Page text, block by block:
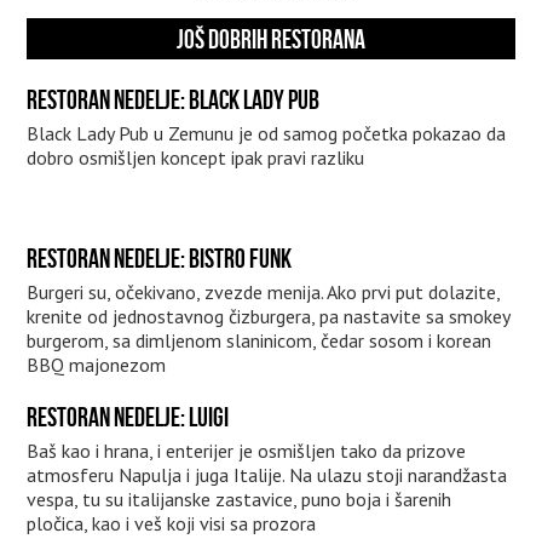
JOŠ DOBRIH RESTORANA
RESTORAN NEDELJE: BLACK LADY PUB
Black Lady Pub u Zemunu je od samog početka pokazao da
dobro osmišljen koncept ipak pravi razliku
RESTORAN NEDELJE: BISTRO FUNK
Burgeri su, očekivano, zvezde menija. Ako prvi put dolazite,
krenite od jednostavnog čizburgera, pa nastavite sa smokey
burgerom, sa dimljenom slaninicom, čedar sosom i korean
BBQ majonezom
RESTORAN NEDELJE: LUIGI
Baš kao i hrana, i enterijer je osmišljen tako da prizove
atmosferu Napulja i juga Italije. Na ulazu stoji narandžasta
vespa, tu su italijanske zastavice, puno boja i šarenih
pločica, kao i veš koji visi sa prozora